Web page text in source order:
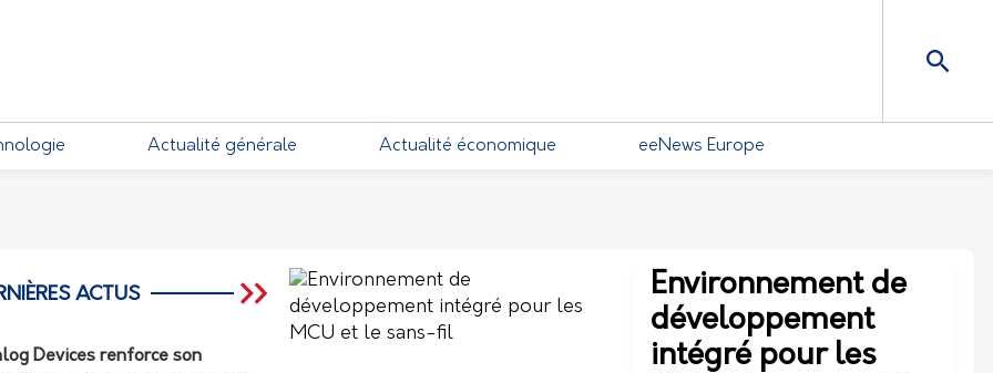
Actualité générale Actualité économique eeNews Europe
Environnement de
développement
intégré pour les
ACTUS
Devices renforce son